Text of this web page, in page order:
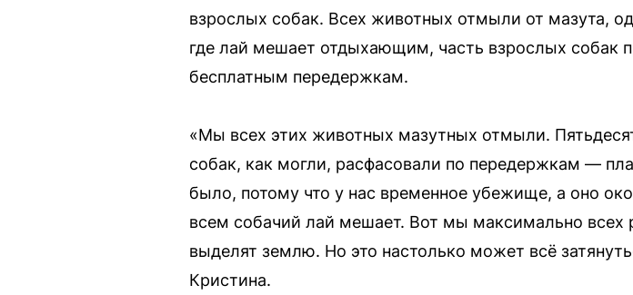
взрослых собак. Всех животных отмыли от мазута,
где лай мешает отдыхающим, часть взрослых собак
бесплатным передержкам.
«Мы всех этих животных мазутных отмыли.
собак, как могли, расфасовали по передержкам —
было, потому что у нас временное убежище, а оно
всем собачий лай мешает. Вот мы максимально
выделят землю. Но это настолько может всё
Кристина.